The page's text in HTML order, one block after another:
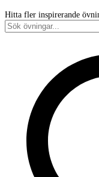
Hitta fler inspirerande